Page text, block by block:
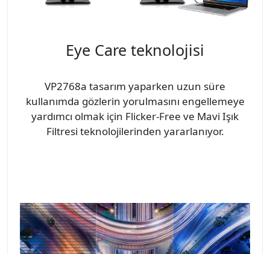
Eye Care teknolojisi
VP2768a tasarım yaparken uzun süre
kullanımda gözlerin yorulmasını engellemeye
yardımcı olmak için Flicker-Free ve Mavi Işık
Filtresi teknolojilerinden yararlanıyor.